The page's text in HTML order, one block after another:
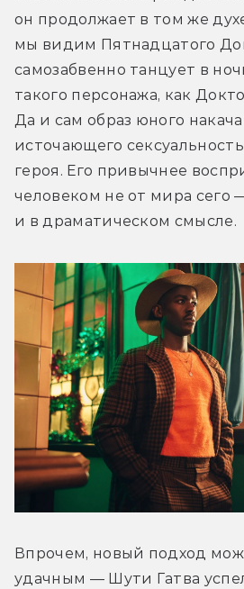
он продолжает в том же
мы видим Пятнадцатого
самозабвенно танцует в
такого персонажа, как
Да и сам образ юного
источающего
героя. Его привычнее
человеком не от мира сего
и в драматическом смысле.
Впрочем, новый подход
удачным — Шути Гатва